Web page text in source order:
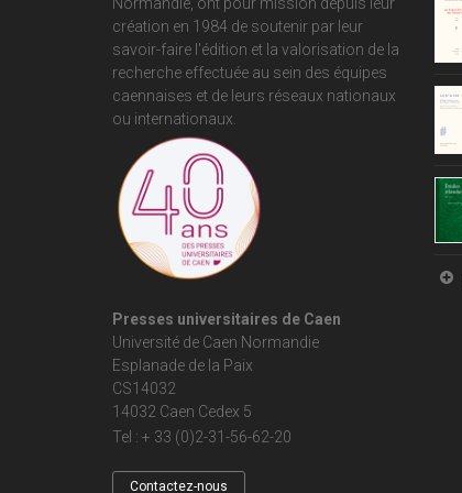
Normandie, ont pour mission depuis leur
création en 1984 de soutenir par leur
savoir-faire l'édition et la valorisation de la
recherche effectuée au sein des équipes
caennaises et de leurs réseaux nationaux
ou internationaux.
Presses universitaires de Caen
Université de Caen Normandie
Esplanade de la Paix
CS14032
14032 Caen Cedex 5
Tel : + 33 (0)2-31-56-62-20
Contactez-nous